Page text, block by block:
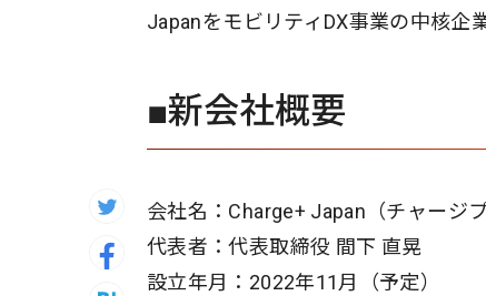
JapanをモビリティDX事業の中核企
■新会社概要
会社名：Charge+ Japan（チャージ
代表者：代表取締役 間下 直晃
設立年月：2022年11月（予定）